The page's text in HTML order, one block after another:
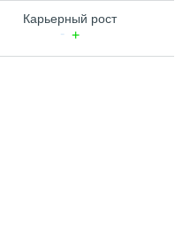
Карьерный рост